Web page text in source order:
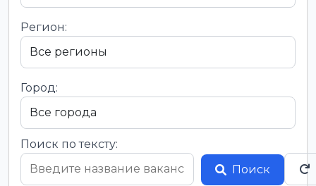
Регион:
Город:
Поиск по тексту:
Поиск